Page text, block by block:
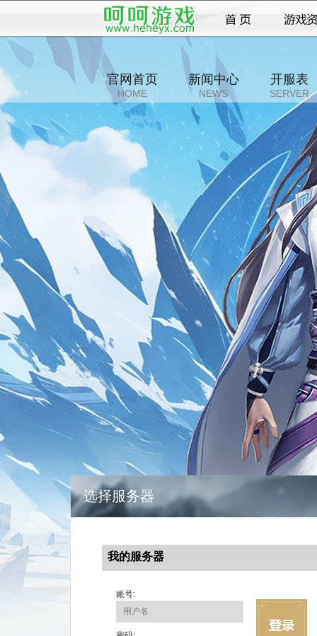
官网首页
HOME
新闻中心
NEWS
开服表
SERVER
选择服务器
我的服务器
账号: